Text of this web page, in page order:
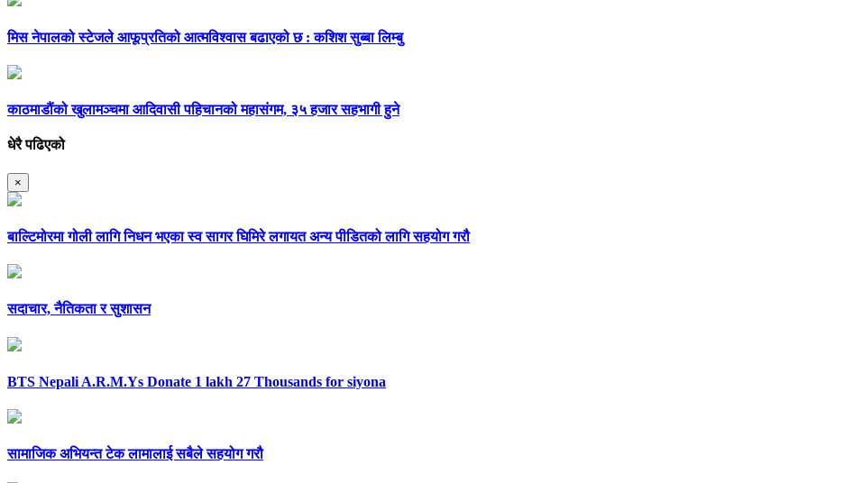
मिस नेपालको स्टेजले आफूप्रतिको आत्मविश्वास बढाएको छ : कशिश सुब्बा लिम्बु
काठमाडौंको खुलामञ्चमा आदिवासी पहिचानको महासंगम, ३५ हजार सहभागी हुने
धेरै पढिएको
×
बाल्टिमोरमा गोली लागि निधन भएका स्व सागर घिमिरे लगायत अन्य पीडितको लागि सहयोग गरौ
सदाचार, नैतिकता र सुशासन
BTS Nepali A.R.M.Ys Donate 1 lakh 27 Thousands for siyona
सामाजिक अभियन्त टेक लामालाई सबैले सहयोग गरौ